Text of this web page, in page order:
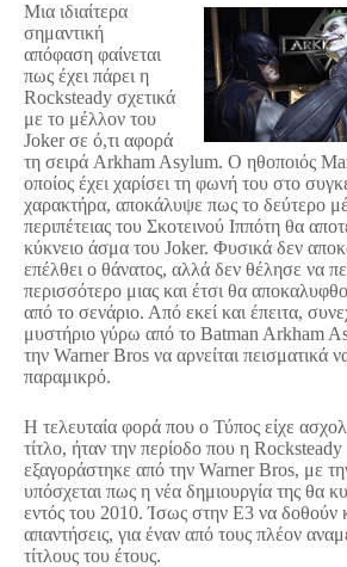
Μια ιδιαίτερα
σημαντική
απόφαση φαίνεται
πως έχει πάρει η
Rocksteady σχετικά
με το μέλλον του
Joker σε ό,τι αφορά
τη σειρά Arkham Asylum. Ο ηθοποιός
οποίος έχει χαρίσει τη φωνή του στο
χαρακτήρα, αποκάλυψε πως το δεύτερο
περιπέτειας του Σκοτεινού Ιππότη θα
κύκνειο άσμα του Joker. Φυσικά δεν
επέλθει ο θάνατος, αλλά δεν θέλησε να
περισσότερο μιας και έτσι θα
από το σενάριο. Από εκεί και έπειτα,
μυστήριο γύρω από το Batman Arkham
την Warner Bros να αρνείται πεισματικά
παραμικρό.
Η τελευταία φορά που ο Τύπος είχε
τίτλο, ήταν την περίοδο που η Rocksteady
εξαγοράστηκε από την Warner Bros, με
υπόσχεται πως η νέα δημιουργία της θα
εντός του 2010. Ίσως στην Ε3 να δοθούν
απαντήσεις, για έναν από τους πλέον
τίτλους του έτους.